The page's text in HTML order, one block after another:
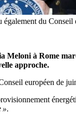
du
à Rome
approche.
européen de
».